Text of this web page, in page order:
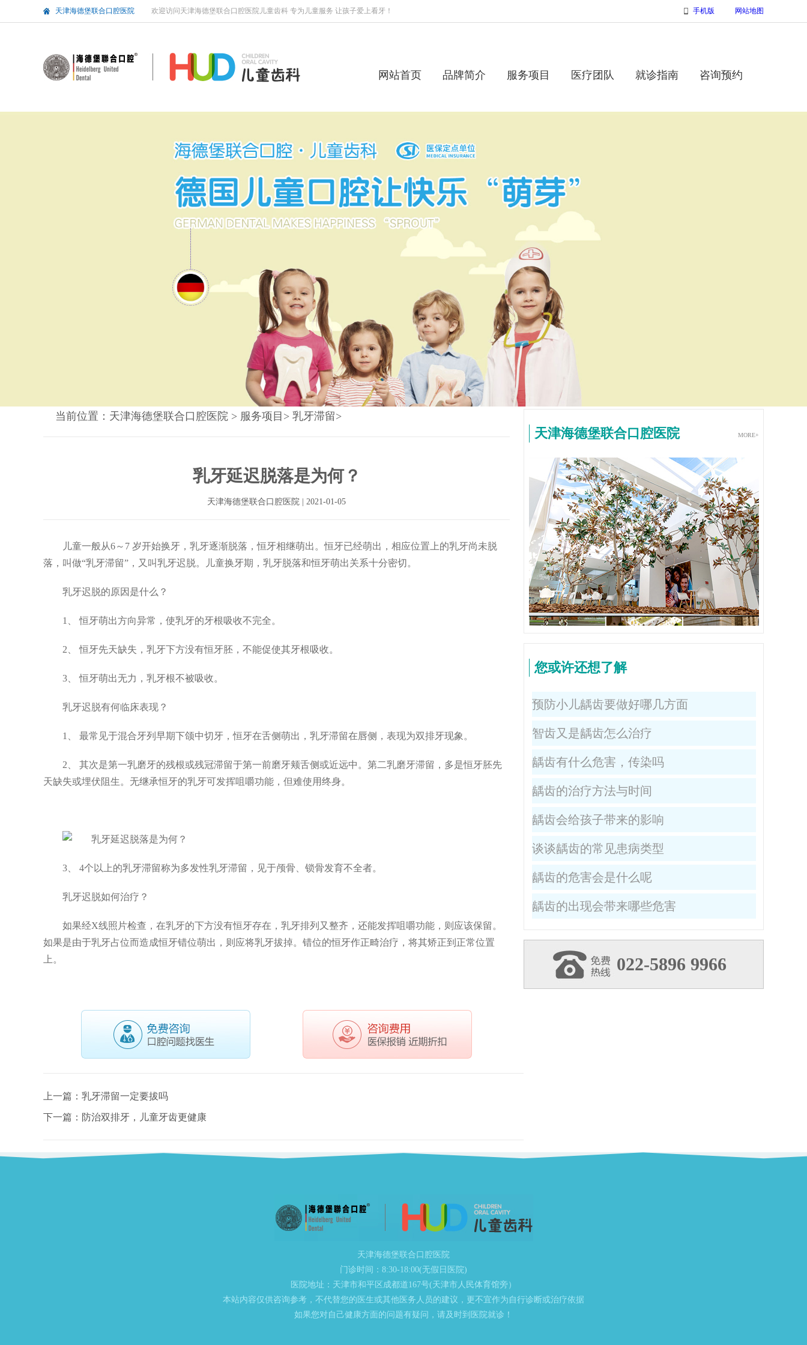
天津海德堡联合口腔医院 欢迎访问天津海德堡联合口腔医院儿童齿科 专为儿童服务 让孩子爱上看牙！ 手机版 网站地图
网站首页 品牌简介 服务项目 医疗团队 就诊指南 咨询预约
当前位置： 天津海德堡联合口腔医院 > 服务项目 > 乳牙滞留>
乳牙延迟脱落是为何？
天津海德堡联合口腔医院 | 2021-01-05
儿童一般从6～7 岁开始换牙，乳牙逐渐脱落，恒牙相继萌出。恒牙已经萌出，相应位置上的乳牙尚未脱
落，叫做“乳牙滞留”，又叫乳牙迟脱。儿童换牙期，乳牙脱落和恒牙萌出关系十分密切。
乳牙迟脱的原因是什么？
1、 恒牙萌出方向异常，使乳牙的牙根吸收不完全。
2、 恒牙先天缺失，乳牙下方没有恒牙胚，不能促使其牙根吸收。
3、 恒牙萌出无力，乳牙根不被吸收。
乳牙迟脱有何临床表现？
1、 最常见于混合牙列早期下颌中切牙，恒牙在舌侧萌出，乳牙滞留在唇侧，表现为双排牙现象。
2、 其次是第一乳磨牙的残根或残冠滞留于第一前磨牙颊舌侧或近远中。第二乳磨牙滞留，多是恒牙胚先
天缺失或埋伏阻生。无继承恒牙的乳牙可发挥咀嚼功能，但难使用终身。
3、 4个以上的乳牙滞留称为多发性乳牙滞留，见于颅骨、锁骨发育不全者。
乳牙迟脱如何治疗？
如果经X线照片检查，在乳牙的下方没有恒牙存在，乳牙排列又整齐，还能发挥咀嚼功能，则应该保留。
如果是由于乳牙占位而造成恒牙错位萌出，则应将乳牙拔掉。错位的恒牙作正畸治疗，将其矫正到正常位置
上。
上一篇： 乳牙滞留一定要拔吗
下一篇： 防治双排牙，儿童牙齿更健康
天津海德堡联合口腔医院 MORE+
您或许还想了解
预防小儿龋齿要做好哪几方面
智齿又是龋齿怎么治疗
龋齿有什么危害，传染吗
龋齿的治疗方法与时间
龋齿会给孩子带来的影响
谈谈龋齿的常见患病类型
龋齿的危害会是什么呢
龋齿的出现会带来哪些危害
022-5896 9966
天津海德堡联合口腔医院
门诊时间：8:30-18:00(无假日医院)
医院地址：天津市和平区成都道167号(天津市人民体育馆旁）
本站内容仅供咨询参考，不代替您的医生或其他医务人员的建议，更不宜作为自行诊断或治疗依据
如果您对自己健康方面的问题有疑问，请及时到医院就诊！